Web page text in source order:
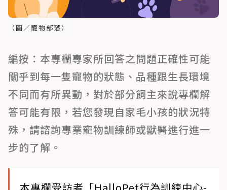
（圖／寵物部落）
編按：本專欄專家所回答之問題正確性可能
關乎到每一隻寵物的狀態、品種跟生長環境
不同而有所異動，對於部分飼主來說專欄解
答可能有限，若您發現自家毛小孩的狀況特
殊，請諮詢專業寵物訓練師或獸醫進行進一
步的了解。